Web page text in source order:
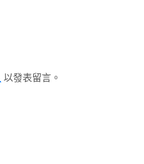
以發表留言。